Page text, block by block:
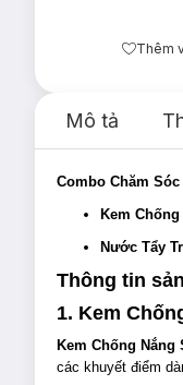
Thêm
Mô tả
Combo Chăm Sóc
Kem Chống
Nước Tẩy
Thông tin
1. Kem
Kem Chống Nắng
các khuyết điểm